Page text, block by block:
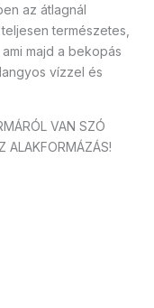
az átlagnál
természetes,
majd a bekopás
vízzel és
VAN SZÓ
ALAKFORMÁZÁS!